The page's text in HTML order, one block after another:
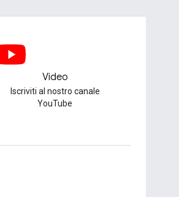
Video
Iscriviti al nostro canale
YouTube